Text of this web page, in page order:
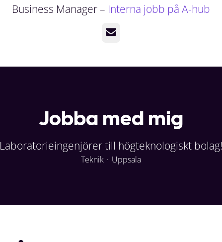
Business Manager – Interna jobb på A-hub
E-post
Jobba med mig
Laboratorieingenjörer till högteknologiskt bolag!
Teknik · Uppsala